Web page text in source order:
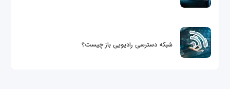
شبکه دسترسی رادیویی باز چیست؟